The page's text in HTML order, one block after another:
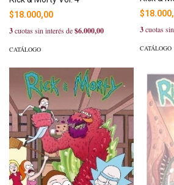
$18.000,00
3cuotas sin interés de$6.000,00
CATÁLOGO
3cuotas
CATÁLOGO